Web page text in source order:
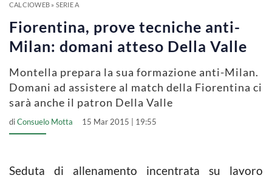
CALCIOWEB» SERIE A
Fiorentina, prove tecniche anti-
Milan: domani atteso Della Valle
Montella prepara la sua formazione anti-Milan.
Domani ad assistere al match della Fiorentina ci
sarà anche il patron Della Valle
diConsuelo Motta 15 Mar 2015 | 19:55
Seduta di allenamento incentrata su lavoro